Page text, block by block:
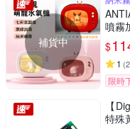
補貨中
噴霧
$
1 (2
限時
【
特殊